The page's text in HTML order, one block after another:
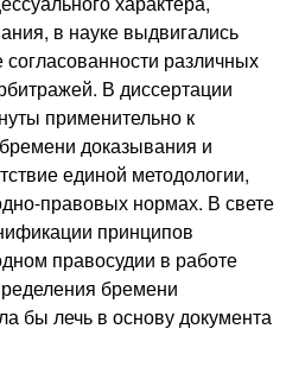
в науке выдвигались
различных
В диссертации
применительно к
доказывания и
единой методологии,
правовых нормах. В свете
принципов
правосудии в работе
бремени
бы лечь в основу документа